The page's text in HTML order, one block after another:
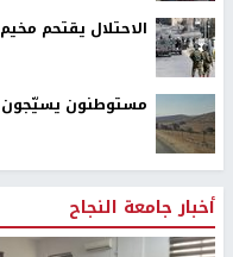
الاحتلال يقتحم
مستوطنون يسيّجون
أخبار جامعة النجاح